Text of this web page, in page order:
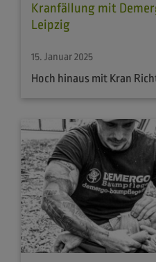
Kranfällung mit
Leipzig
15. Januar 2025
Hoch hinaus mit Kran